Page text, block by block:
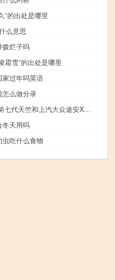
”的出处是哪里
么意思
拨烂子吗
霜雪”的出处是哪里
家过年吗英语
怎么做分录
评价:日产第七代天竺和上汽大众途安X怎么样
冬天用吗
吃什么食物